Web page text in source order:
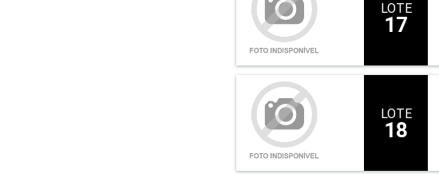
LOTE
17
LOTE
18